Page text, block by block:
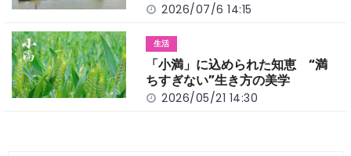
2026/07/6 14:15
生活
「小満」に込められた知恵 “満
ちすぎない”生き方の美学
2026/05/21 14:30